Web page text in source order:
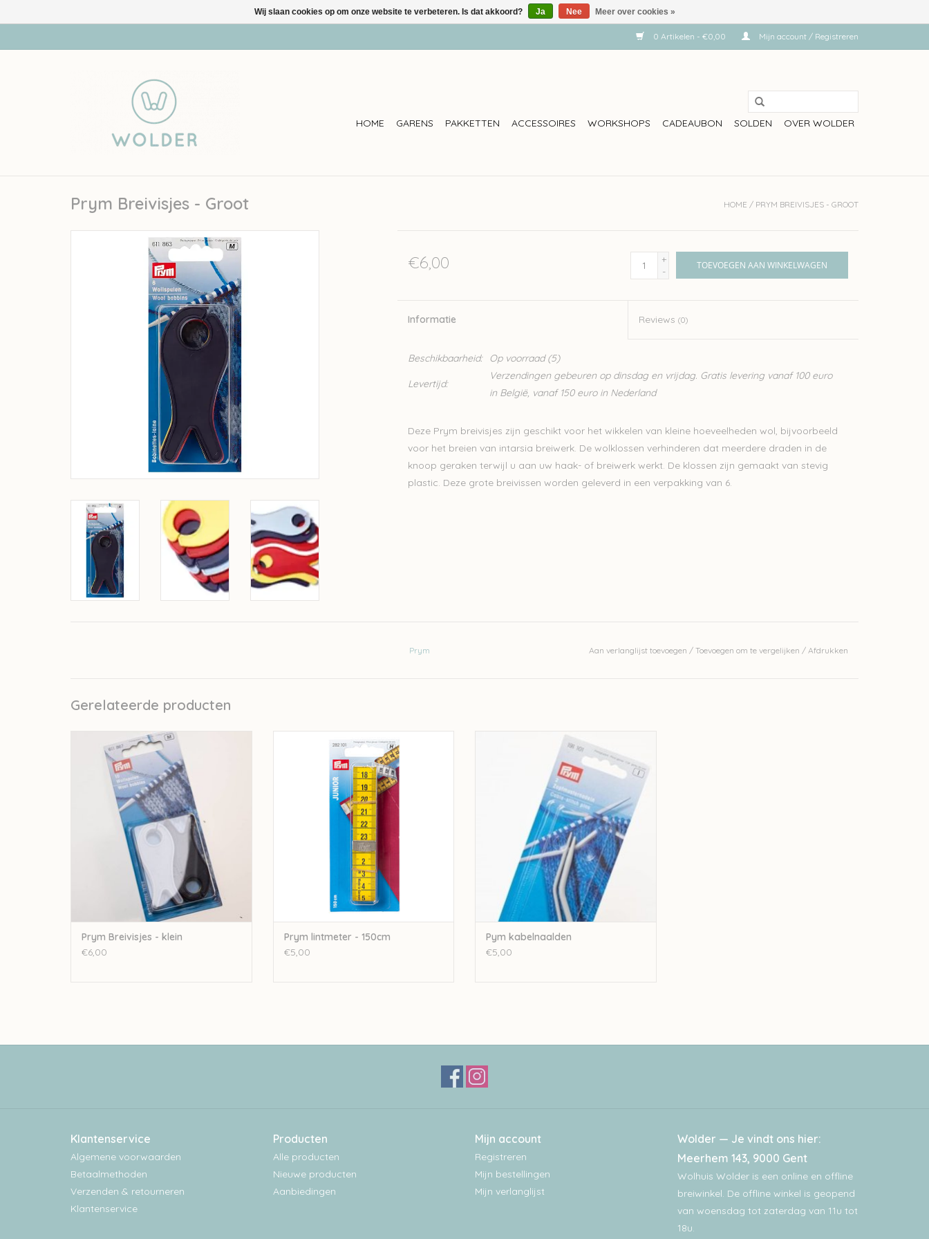
0 Artikelen - €0,00 Mijn account / Registreren
HOME GARENS PAKKETTEN ACCESSOIRES WORKSHOPS CADEAUBON SOLDEN OVER WOLDER
Prym Breivisjes - Groot HOME / PRYM BREIVISJES - GROOT
€6,00
+
-
TOEVOEGEN AAN WINKELWAGEN
Informatie Reviews(0)
Beschikbaarheid: Op voorraad(5)
Levertijd:
Verzendingen gebeuren op dinsdag en vrijdag. Gratis levering vanaf 100 euro
in België, vanaf 150 euro in Nederland
Deze Prym breivisjes zijn geschikt voor het wikkelen van kleine hoeveelheden wol, bijvoorbeeld
voor het breien van intarsia breiwerk. De wolklossen verhinderen dat meerdere draden in de
knoop geraken terwijl u aan uw haak- of breiwerk werkt. De klossen zijn gemaakt van stevig
plastic. Deze grote breivissen worden geleverd in een verpakking van 6.
Prym Aan verlanglijst toevoegen / Toevoegen om te vergelijken / Afdrukken
Gerelateerde producten
Prym Prym Breivisjes - klein
TOEVOEGEN AAN WINKELWAGEN
Prym Breivisjes - klein
€6,00
TOEVOEGEN AAN WINKELWAGEN
Prym lintmeter - 150cm
€5,00
Prym Pym kabelnaalden
TOEVOEGEN AAN WINKELWAGEN
Pym kabelnaalden
€5,00
Klantenservice
Algemene voorwaarden
Betaalmethoden
Verzenden & retourneren
Klantenservice
Producten
Alle producten
Nieuwe producten
Aanbiedingen
Mijn account
Registreren
Mijn bestellingen
Mijn verlanglijst
Wolder — Je vindt ons hier:
Meerhem 143, 9000 Gent
Wolhuis Wolder is een online en offline
breiwinkel. De offline winkel is geopend
van woensdag tot zaterdag van 11u tot
18u.
Wij slaan cookies op om onze website te verbeteren. Is dat akkoord? Ja Nee Meer over cookies »